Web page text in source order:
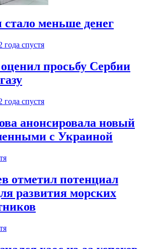
стало меньше денег
года спустя
просьбу Сербии
года спустя
анонсировала новый
с Украиной
отметил потенциал
развития морских